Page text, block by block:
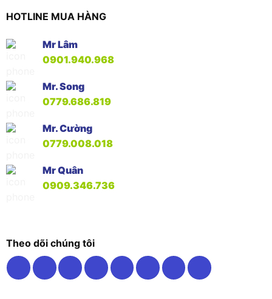
HOTLINE MUA HÀNG
Mr Lâm
0901.940.968
Mr. Song
0779.686.819
Mr. Cường
0779.008.018
Mr Quân
0909.346.736
Theo dõi chúng tôi